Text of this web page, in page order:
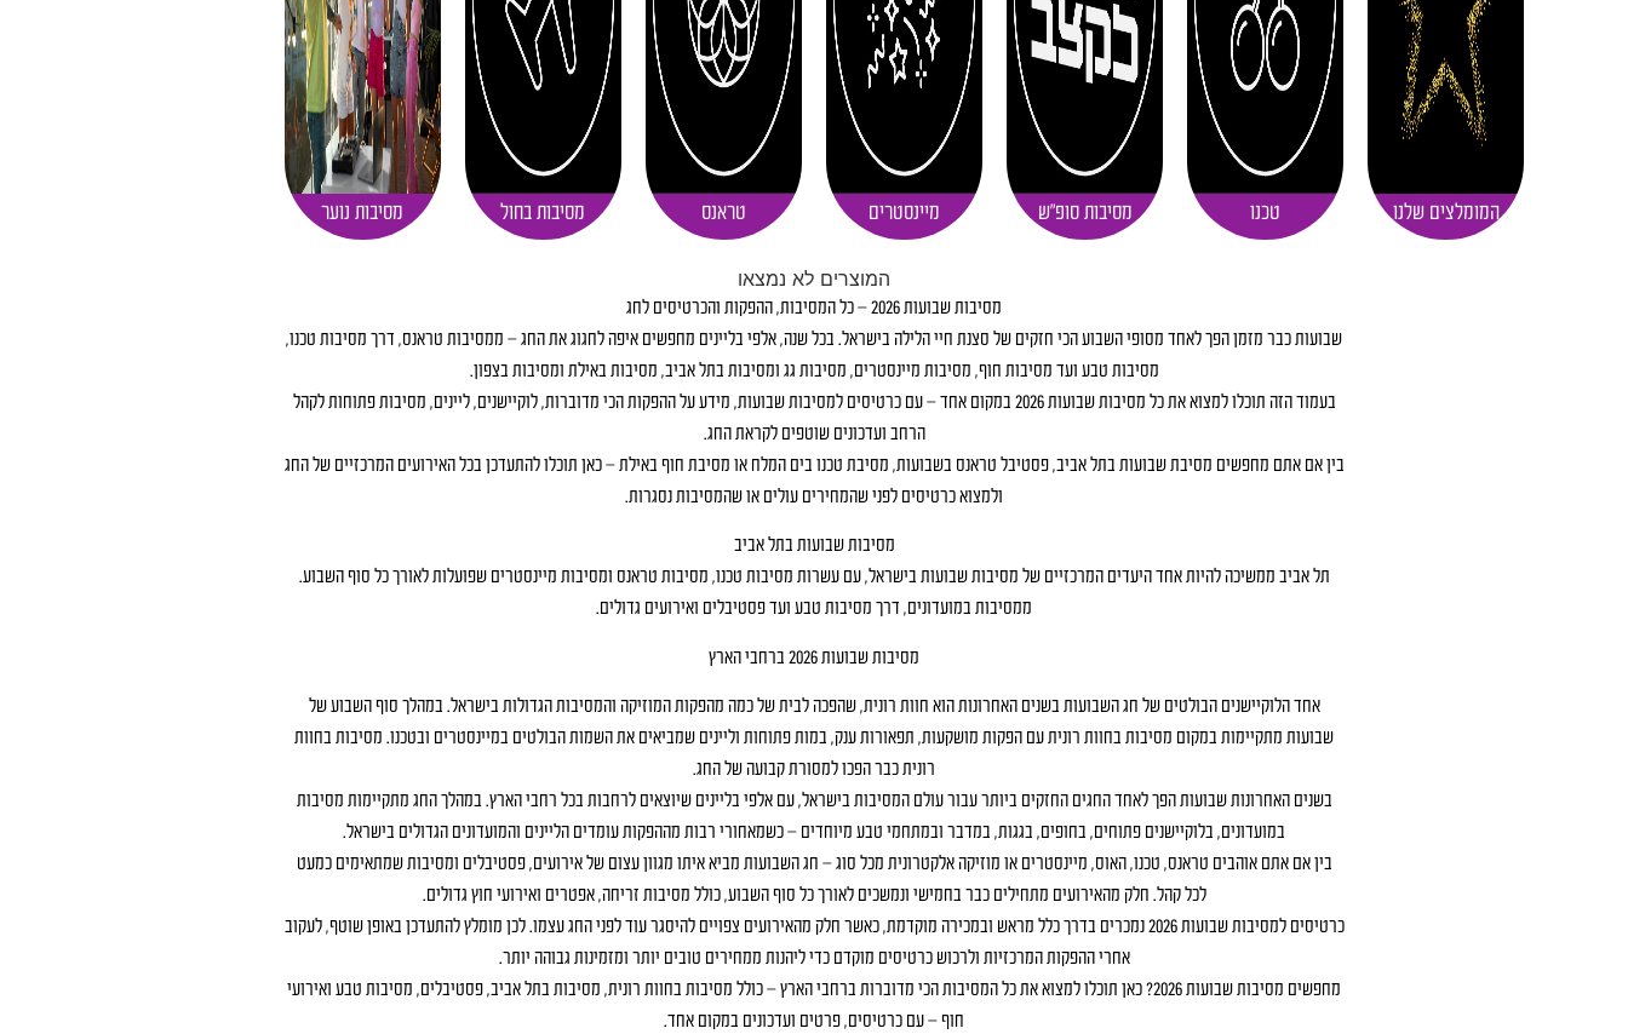
המומלצים שלנו טכנו מסיבות סופ"ש מיינסטרים טראנס מסיבות בחול מסיבות נוער
המוצרים לא נמצאו
מסיבות שבועות 2026 – כל המסיבות, ההפקות והכרטיסים לחג
שבועות כבר מזמן הפך לאחד מסופי השבוע הכי חזקים של סצנת חיי הלילה בישראל. בכל שנה, אלפי בליינים מחפשים איפה לחגוג את החג – ממסיבות טראנס, דרך מסיבות טכנו,
מסיבות טבע ועד מסיבות חוף, מסיבות מיינסטרים, מסיבות גג ומסיבות בתל אביב, מסיבות באילת ומסיבות בצפון.
בעמוד הזה תוכלו למצוא את כל מסיבות שבועות 2026 במקום אחד – עם כרטיסים למסיבות שבועות, מידע על ההפקות הכי מדוברות, לוקיישנים, ליינים, מסיבות פתוחות לקהל
הרחב ועדכונים שוטפים לקראת החג.
בין אם אתם מחפשים מסיבת שבועות בתל אביב, פסטיבל טראנס בשבועות, מסיבת טכנו בים המלח או מסיבת חוף באילת – כאן תוכלו להתעדכן בכל האירועים המרכזיים של החג
ולמצוא כרטיסים לפני שהמחירים עולים או שהמסיבות נסגרות.
מסיבות שבועות בתל אביב
תל אביב ממשיכה להיות אחד היעדים המרכזיים של מסיבות שבועות בישראל, עם עשרות מסיבות טכנו, מסיבות טראנס ומסיבות מיינסטרים שפועלות לאורך כל סוף השבוע.
ממסיבות במועדונים, דרך מסיבות טבע ועד פסטיבלים ואירועים גדולים.
מסיבות שבועות 2026 ברחבי הארץ
אחד הלוקיישנים הבולטים של חג השבועות בשנים האחרונות הוא חוות רונית, שהפכה לבית של כמה מהפקות המוזיקה והמסיבות הגדולות בישראל. במהלך סוף השבוע של
שבועות מתקיימות במקום מסיבות בחוות רונית עם הפקות מושקעות, תפאורות ענק, במות פתוחות וליינים שמביאים את השמות הבולטים במיינסטרים ובטכנו. מסיבות בחוות
רונית כבר הפכו למסורת קבועה של החג.
בשנים האחרונות שבועות הפך לאחד החגים החזקים ביותר עבור עולם המסיבות בישראל, עם אלפי בליינים שיוצאים לרחבות בכל רחבי הארץ. במהלך החג מתקיימות מסיבות
במועדונים, בלוקיישנים פתוחים, בחופים, בגגות, במדבר ובמתחמי טבע מיוחדים – כשמאחורי רבות מההפקות עומדים הליינים והמועדונים הגדולים בישראל.
בין אם אתם אוהבים טראנס, טכנו, האוס, מיינסטרים או מוזיקה אלקטרונית מכל סוג – חג השבועות מביא איתו מגוון עצום של אירועים, פסטיבלים ומסיבות שמתאימים כמעט
לכל קהל. חלק מהאירועים מתחילים כבר בחמישי ונמשכים לאורך כל סוף השבוע, כולל מסיבות זריחה, אפטרים ואירועי חוץ גדולים.
כרטיסים למסיבות שבועות 2026 נמכרים בדרך כלל מראש ובמכירה מוקדמת, כאשר חלק מהאירועים צפויים להיסגר עוד לפני החג עצמו. לכן מומלץ להתעדכן באופן שוטף, לעקוב
אחרי ההפקות המרכזיות ולרכוש כרטיסים מוקדם כדי ליהנות ממחירים טובים יותר ומזמינות גבוהה יותר.
מחפשים מסיבות שבועות 2026? כאן תוכלו למצוא את כל המסיבות הכי מדוברות ברחבי הארץ – כולל מסיבות בחוות רונית, מסיבות בתל אביב, פסטיבלים, מסיבות טבע ואירועי
חוף – עם כרטיסים, פרטים ועדכונים במקום אחד.